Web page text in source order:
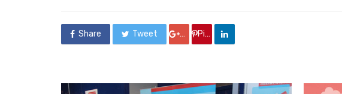
Share Tweet Google +
Pin it